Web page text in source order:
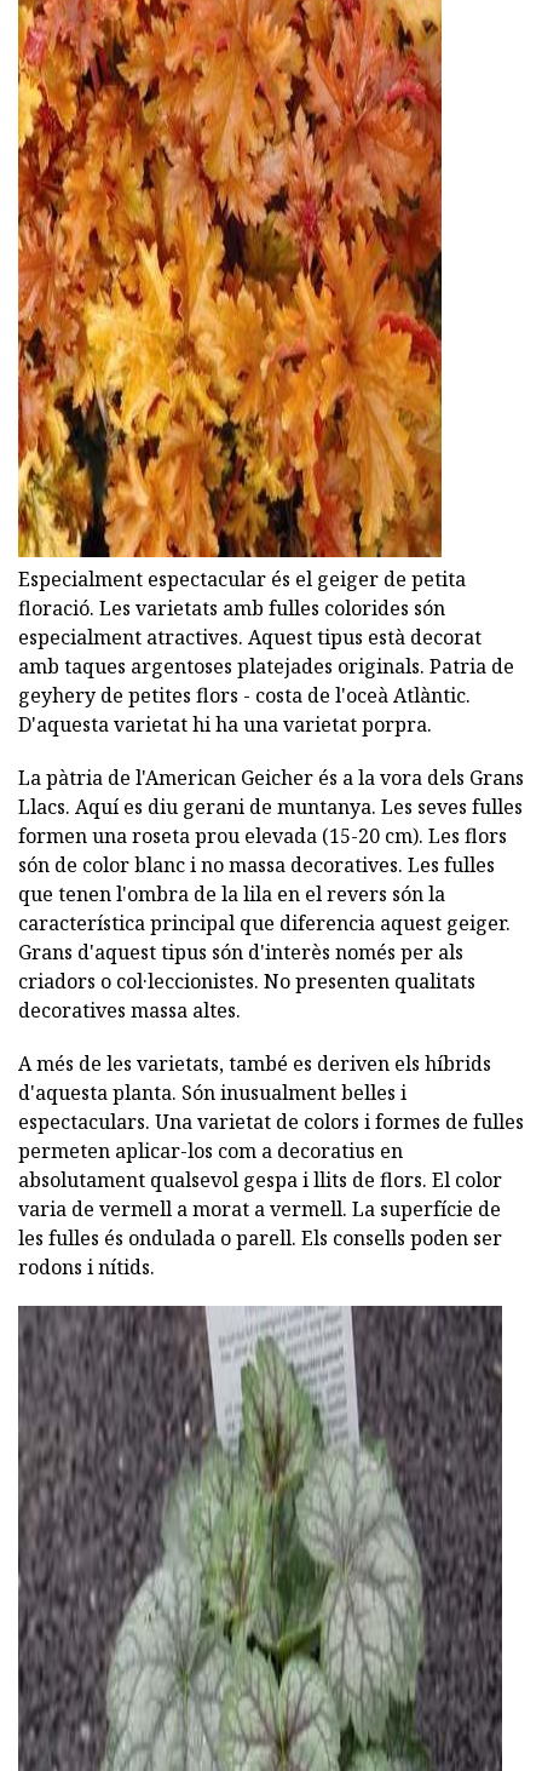
ad
Especialment espectacular és el geiger de petita
floració. Les varietats amb fulles colorides són
especialment atractives. Aquest tipus està decorat
amb taques argentoses platejades originals. Patria de
geyhery de petites flors - costa de l'oceà Atlàntic.
D'aquesta varietat hi ha una varietat porpra.
La pàtria de l'American Geicher és a la vora dels Grans
Llacs. Aquí es diu gerani de muntanya. Les seves fulles
formen una roseta prou elevada (15-20 cm). Les flors
són de color blanc i no massa decoratives. Les fulles
que tenen l'ombra de la lila en el revers són la
característica principal que diferencia aquest geiger.
Grans d'aquest tipus són d'interès només per als
criadors o col·leccionistes. No presenten qualitats
decoratives massa altes.
A més de les varietats, també es deriven els híbrids
d'aquesta planta. Són inusualment belles i
espectaculars. Una varietat de colors i formes de fulles
permeten aplicar-los com a decoratius en
absolutament qualsevol gespa i llits de flors. El color
varia de vermell a morat a vermell. La superfície de
les fulles és ondulada o parell. Els consells poden ser
rodons i nítids.